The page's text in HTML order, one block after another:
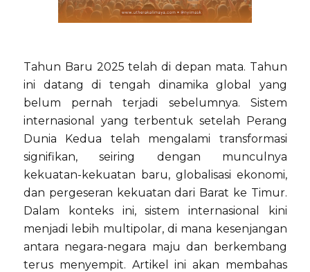
Tahun Baru 2025 telah di depan mata. Tahun
ini datang di tengah dinamika global yang
belum pernah terjadi sebelumnya. Sistem
internasional yang terbentuk setelah Perang
Dunia Kedua telah mengalami transformasi
signifikan, seiring dengan munculnya
kekuatan-kekuatan baru, globalisasi ekonomi,
dan pergeseran kekuatan dari Barat ke Timur.
Dalam konteks ini, sistem internasional kini
menjadi lebih multipolar, di mana kesenjangan
antara negara-negara maju dan berkembang
terus menyempit. Artikel ini akan membahas